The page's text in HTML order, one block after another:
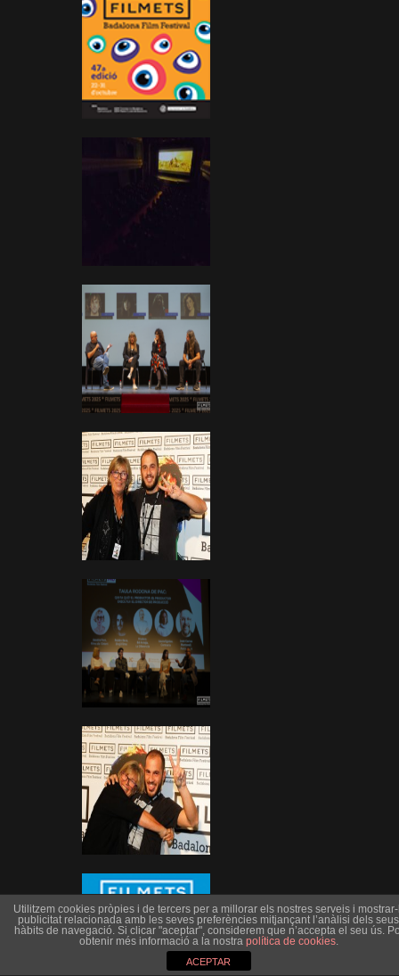
Utilitzem cookies pròpies i de tercers per a millorar els nostres serveis i
publicitat relacionada amb les seves preferències mitjançant l’anàlisi dels seus
hàbits de navegació. Si clicar "aceptar", considerem que n’accepta el seu ús.
obtenir més informació a la nostra política de cookies.
ACEPTAR